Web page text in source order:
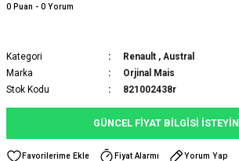
0 Puan - 0 Yorum
Kategori Renault , Austral
Marka
Orjinal Mais
Stok Kodu
821002438r
GÜNCEL FİYAT BİLGİSİ İSTEYİN
Fiyat Alarmı Yorum Yap